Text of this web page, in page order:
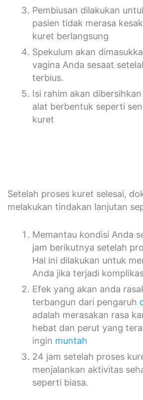
Pembiusan dilakukan
pasien tidak merasa
kuret berlangsung
Spekulum akan
vagina Anda sesaat
terbius.
Isi rahim akan
alat berbentuk seperti
kuret
Setelah proses kuret selesai,
melakukan tindakan lanjutan
Memantau kondisi Anda
jam berikutnya setelah
Hal ini dilakukan untuk
Anda jika terjadi
Efek yang akan anda
terbangun dari pengaruh
adalah merasakan rasa
hebat dan perut yang
ingin muntah
24 jam setelah proses
menjalankan aktivitas
seperti biasa.